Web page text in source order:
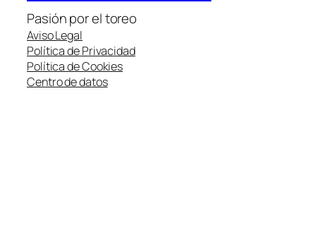
Pasión por el toreo
Aviso Legal
Política de Privacidad
Política de Cookies
Centro de datos